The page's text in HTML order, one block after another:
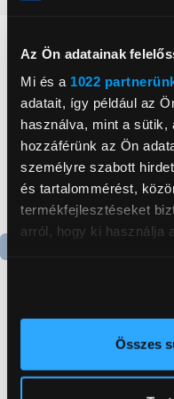
Az Ön adatainak
Mi és a 1022
adatait, így például az
használva, mint a sütik,
hozzáférünk az Ön
személyre szabott
és tartalommérést,
termékfejlesztéseket
arról, hogy ki használja
elhelyezkedéséről
Az Ön Összes
akkumulátor, 4 db